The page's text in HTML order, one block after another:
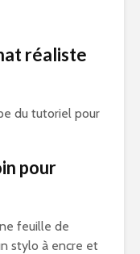
réaliste
du tutoriel pour
pour
feuille de
stylo à encre et